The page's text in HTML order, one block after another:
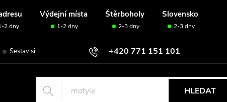
Výdejní místa Štěrboholy Slovensko
2 dny 1-2 dny 2-3 dny 2-3 dny
+420 771 151 101
Sestav si svou sadu✅
HLEDAT